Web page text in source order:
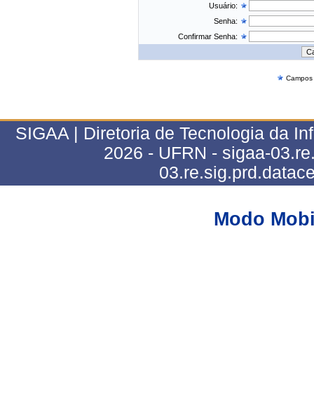
Usuário:
Senha:
Confirmar Senha:
SIGAA | Diretoria de Tecnologia da
2026 - UFRN - sigaa-
Modo